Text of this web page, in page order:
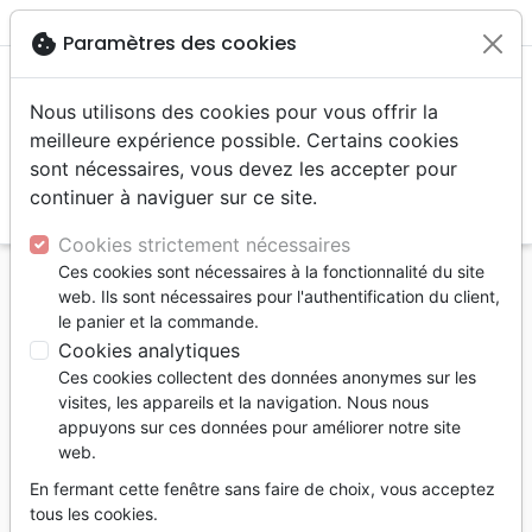
menu
Accueil Livres Prière, adoration, louange
Prière, adoration, louange
Filtrer tune
cookie Paramètres des cookies
Nous utilisons des cookies pour vous offrir la
meilleure expérience possible. Certains cookies
sont nécessaires, vous devez les accepter pour
continuer à naviguer sur ce site.
Cookies strictement nécessaires
Ces cookies sont nécessaires à la fonctionnalité du site
web. Ils sont nécessaires pour l'authentification du client,
le panier et la commande.
Cookies analytiques
Ces cookies collectent des données anonymes sur les
visites, les appareils et la navigation. Nous nous
appuyons sur ces données pour améliorer notre site
web.
En fermant cette fenêtre sans faire de choix, vous acceptez
tous les cookies.